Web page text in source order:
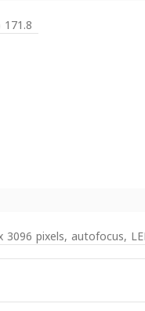
171.8 g (6.07 oz)